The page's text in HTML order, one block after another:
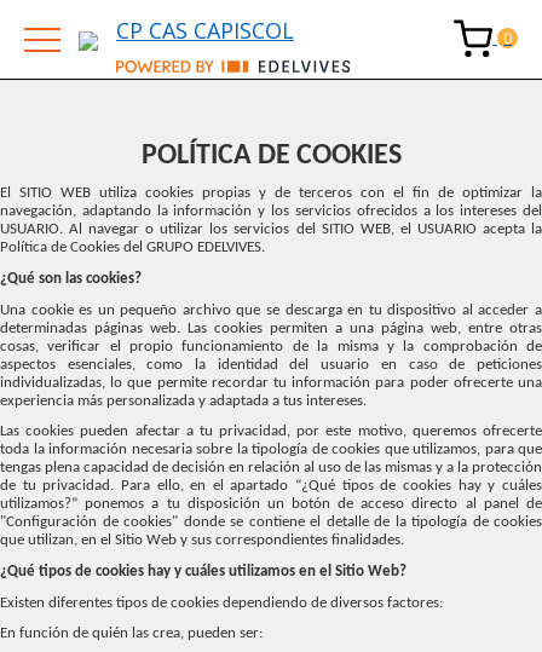
CP CAS CAPISCOL
POLÍTICA DE COOKIES
El SITIO WEB utiliza cookies propias y de terceros con el fin de optimizar la
navegación, adaptando la información y los servicios ofrecidos a los intereses del
USUARIO. Al navegar o utilizar los servicios del SITIO WEB, el USUARIO acepta la
Política de Cookies del GRUPO EDELVIVES.
¿Qué son las cookies?
Una cookie es un pequeño archivo que se descarga en tu dispositivo al acceder a
determinadas páginas web. Las cookies permiten a una página web, entre otras
cosas, verificar el propio funcionamiento de la misma y la comprobación de
aspectos esenciales, como la identidad del usuario en caso de peticiones
individualizadas, lo que permite recordar tu información para poder ofrecerte una
experiencia más personalizada y adaptada a tus intereses.
Las cookies pueden afectar a tu privacidad, por este motivo, queremos ofrecerte
toda la información necesaria sobre la tipología de cookies que utilizamos, para que
tengas plena capacidad de decisión en relación al uso de las mismas y a la protección
de tu privacidad. Para ello, en el apartado “¿Qué tipos de cookies hay y cuáles
utilizamos?” ponemos a tu disposición un botón de acceso directo al panel de
"Configuración de cookies" donde se contiene el detalle de la tipología de cookies
que utilizan, en el Sitio Web y sus correspondientes finalidades.
¿Qué tipos de cookies hay y cuáles utilizamos en el Sitio Web?
Existen diferentes tipos de cookies dependiendo de diversos factores:
En función de quién las crea, pueden ser: